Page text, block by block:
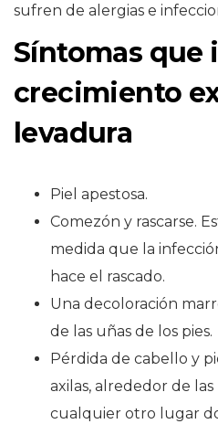
sufren de alergias e
Síntomas que
crecimiento
levadura
Piel apestosa.
Comezón y rascarse.
medida que la
hace el rascado.
Una decoloración
de las uñas de los pies.
Pérdida de cabello y
axilas, alrededor de las
cualquier otro lugar